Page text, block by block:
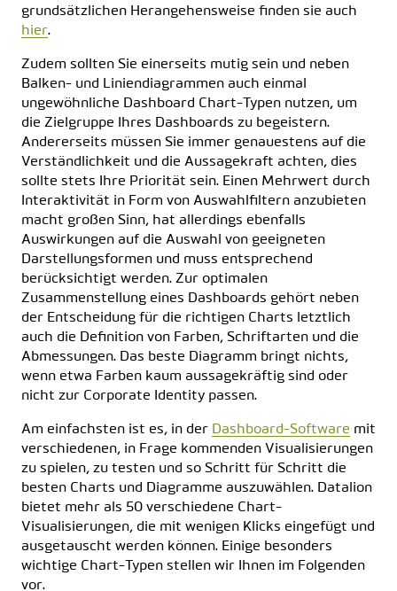
grundsätzlichen Herangehensweise finden sie auch
hier.
Zudem sollten Sie einerseits mutig sein und neben
Balken- und Liniendiagrammen auch einmal
ungewöhnliche Dashboard Chart-Typen nutzen, um
die Zielgruppe Ihres Dashboards zu begeistern.
Andererseits müssen Sie immer genauestens auf die
Verständlichkeit und die Aussagekraft achten, dies
sollte stets Ihre Priorität sein. Einen Mehrwert durch
Interaktivität in Form von Auswahlfiltern anzubieten
macht großen Sinn, hat allerdings ebenfalls
Auswirkungen auf die Auswahl von geeigneten
Darstellungsformen und muss entsprechend
berücksichtigt werden. Zur optimalen
Zusammenstellung eines Dashboards gehört neben
der Entscheidung für die richtigen Charts letztlich
auch die Definition von Farben, Schriftarten und die
Abmessungen. Das beste Diagramm bringt nichts,
wenn etwa Farben kaum aussagekräftig sind oder
nicht zur Corporate Identity passen.
Am einfachsten ist es, in der Dashboard-Software mit
verschiedenen, in Frage kommenden Visualisierungen
zu spielen, zu testen und so Schritt für Schritt die
besten Charts und Diagramme auszuwählen. Datalion
bietet mehr als 50 verschiedene Chart-
Visualisierungen, die mit wenigen Klicks eingefügt und
ausgetauscht werden können. Einige besonders
wichtige Chart-Typen stellen wir Ihnen im Folgenden
vor.